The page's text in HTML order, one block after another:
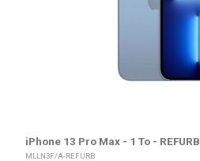
iPhone 13 Pro Max - 1 To - REFURB
MLLN3F/A-REFURB